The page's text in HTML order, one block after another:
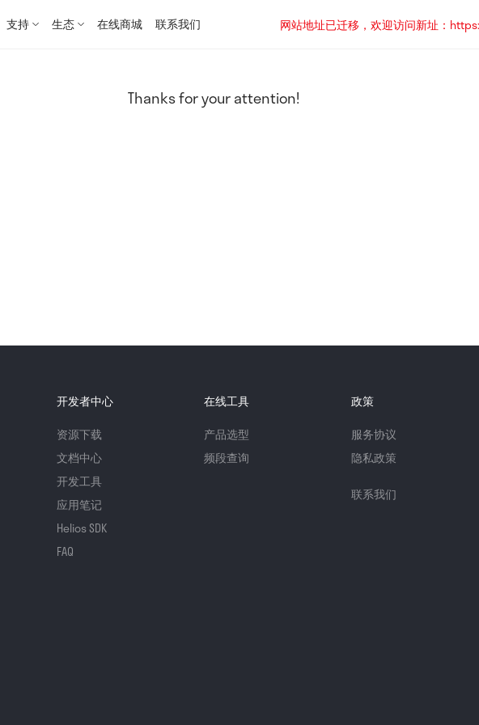
支持 生态 在线商城 联系我们
网站地址已迁移，欢迎访问新址：
Thanks for your attention!
开发者中心
资源下载
文档中心
开发工具
应用笔记
Helios SDK
FAQ
在线工具
产品选型
频段查询
政策
服务协议
隐私政策
联系我们